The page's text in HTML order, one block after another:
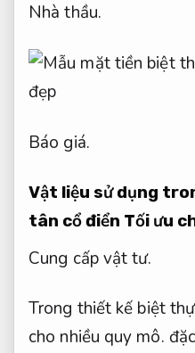
Nhà thầu.
Báo giá.
Vật liệu sử dụng
tân cổ điển Tối ưu
Cung cấp vật tư.
Trong thiết kế biệt
cho nhiều quy mô.